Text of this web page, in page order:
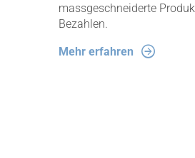
massgeschneiderte
Bezahlen.
Mehr erfahren